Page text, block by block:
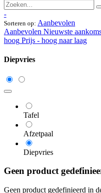
-
Sorteren op: Aanbevolen
Aanbevolen Nieuwste
hoog Prijs - hoog naar laag
Diepvries
Tafel
Afzetpaal
Diepvries
Geen product
Geen product gedefinieerd in